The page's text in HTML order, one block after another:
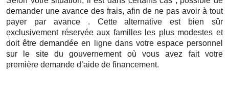
demander une avance des frais, afin de ne pas avoir à tout
payer par avance . Cette alternative est bien sûr
exclusivement réservée aux familles les plus modestes et
doit être demandée en ligne dans votre espace personnel
sur le site du gouvernement où vous avez fait votre
première demande d’aide de financement.